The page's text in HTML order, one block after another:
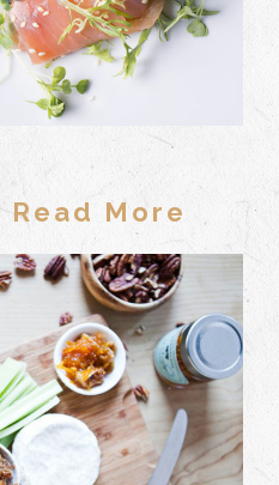
Read More